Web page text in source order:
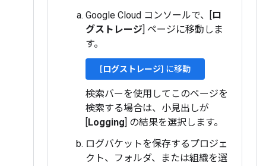
Google Cloud コンソールで、[ロ
グストレージ] ページに移動しま
す。
[ログストレージ] に移動
検索バーを使用してこのページを
検索する場合は、小見出しが
[Logging] の結果を選択します。
ログバケットを保存するプロジェ
クト、フォルダ、または組織を選